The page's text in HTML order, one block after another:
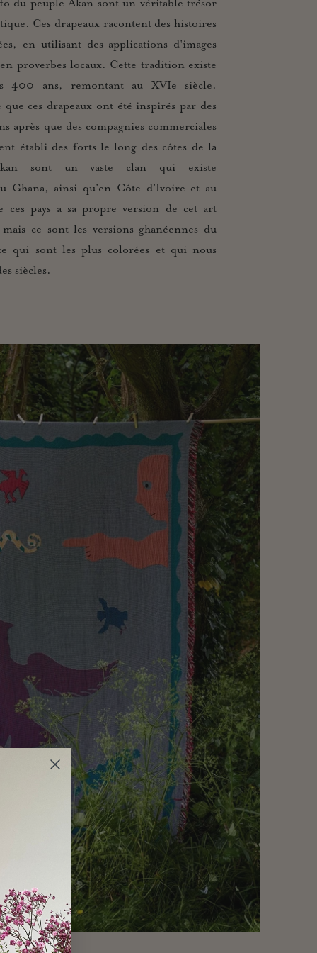
Ces drapeaux racontent des histoires
en utilisant des applications d'images
proverbes locaux. Cette tradition existe
400 ans, remontant au XVIe siècle.
ces drapeaux ont été inspirés par des
après que des compagnies commerciales
établi des forts le long des côtes de la
sont un vaste clan qui existe
Ghana, ainsi qu'en Côte d'Ivoire et au
ces pays a sa propre version de cet art
ce sont les versions ghanéennes du
qui sont les plus colorées et qui nous
siècles.